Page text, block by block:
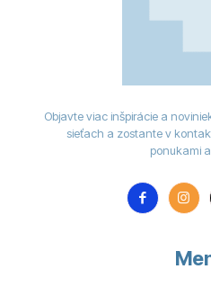
Objavte viac inšpirácie a
sieťach a zostante v
ponukami